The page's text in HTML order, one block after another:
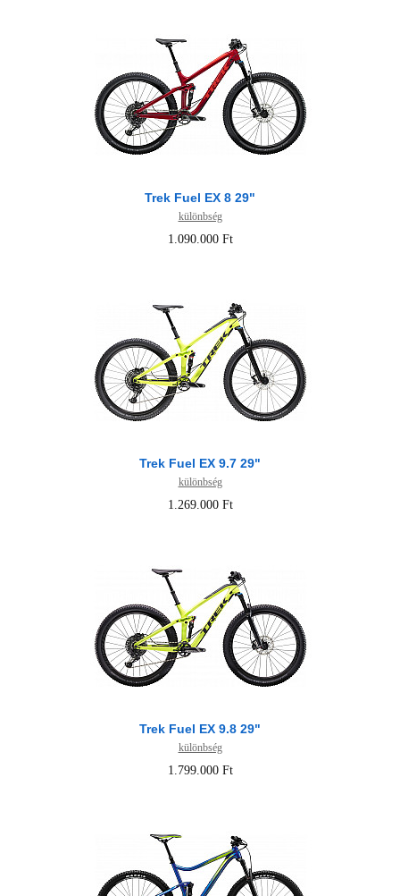
Trek Fuel EX 8 29"
különbség
1.090.000 Ft
Trek Fuel EX 9.7 29"
különbség
1.269.000 Ft
Trek Fuel EX 9.8 29"
különbség
1.799.000 Ft